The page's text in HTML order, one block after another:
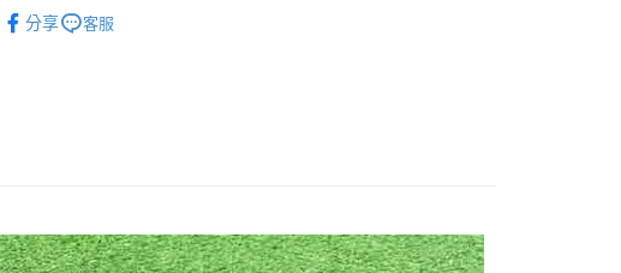
３．安心：先確認商品／服務後，再付款。
先享後付繳納相關費用。
※ 交易是否成功請以「AFTEE先享後付 」之結帳頁面顯示為準，若有關於
運送方式
每筆NT$60，滿NT$499(含以上)免運費
分享
客服